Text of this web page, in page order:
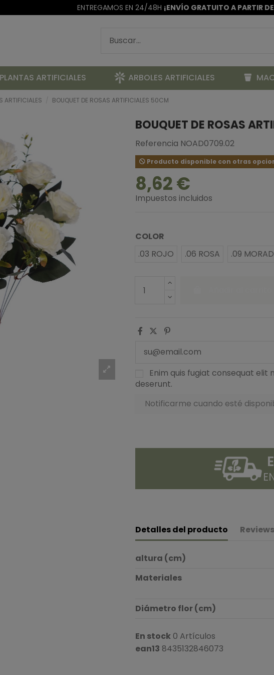
ENTREGAMOS EN 24/48H ¡ENVÍO GRATUITO A PARTIR
PLANTAS ARTIFICIALES ARBOLES ARTIFICIALES
ARTIFICIALES BOUQUET DE ROSAS ARTIFICIALES 50CM
BOUQUET DE ROSAS
Referencia NOAD0709.02
Producto disponible con otras
8,62 €
Impuestos incluidos
COLOR
.03 ROJO
.06 ROSA .09
Enim quis fugiat consequat
deserunt.
Detalles del producto Reviews
altura (cm)
Materiales
Diámetro flor (cm)
En stock 0 Artículos
ean13 8435132846073